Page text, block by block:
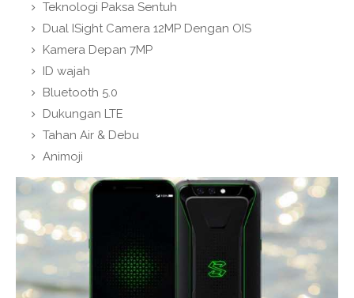
Teknologi Paksa Sentuh
Dual ISight Camera 12MP Dengan OIS
Kamera Depan 7MP
ID wajah
Bluetooth 5.0
Dukungan LTE
Tahan Air & Debu
Animoji